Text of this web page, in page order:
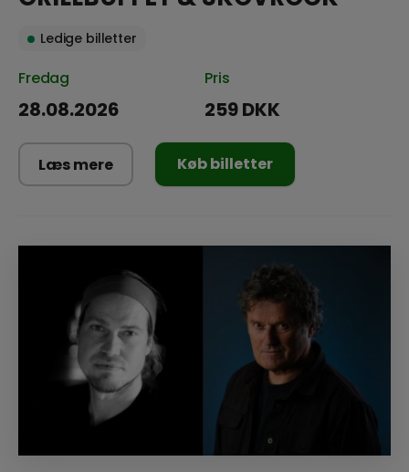
Ledige billetter
Fredag
28.08.2026
Pris
259 DKK
Læs mere Køb billetter